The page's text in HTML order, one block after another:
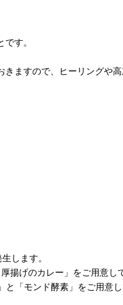
す。
きますので、ヒーリングや
します。
揚げのカレー」をご用意し
「モンド酵素」をご用意し